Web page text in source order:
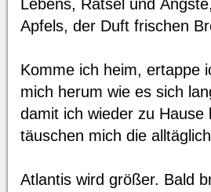
Lebens, Rätsel und
Apfels, der Duft frischen
Komme ich heim, ertappe
mich herum wie es sich
damit ich wieder zu
täuschen mich die
Atlantis wird größer. Bald